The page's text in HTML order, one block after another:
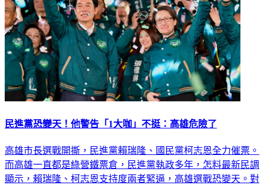
民進黨恐變天！他警告「1大咖」不挺：高雄危險了
高雄市長選戰開撕，民進黨賴瑞隆、國民黨柯志恩全力催票。
而高雄一直都是綠營鐵票倉，民進黨執政多年，怎料最新民調
顯示，賴瑞隆、柯志恩支持度兩者緊逼，高雄選戰恐變天。對